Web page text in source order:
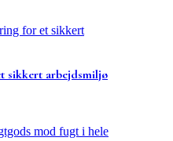
sikkert arbejdsmiljø